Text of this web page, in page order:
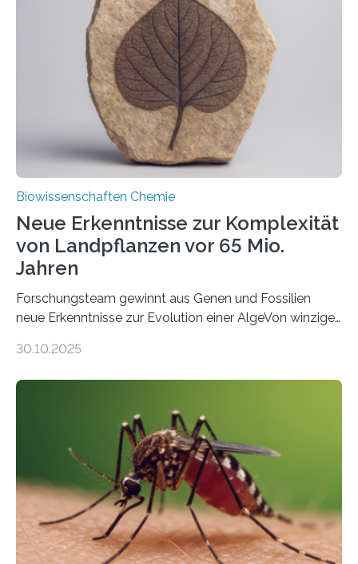
unbekannten Qualitätskontrollmechanismus des
peroxisomalen Proteintransports in der Bäckerhefe
Saccharomyces cerevisiae entdeckt, der für die
Funktionsfähigkeit der Organellen entscheidend ist. Die
Studie wurde am 28. Oktober 2025 in der
Fachzeitschrift…
Biowissenschaften Chemie
Neue Erkenntnisse zur Komplexität
von Landpflanzen vor 65 Mio.
Jahren
Forschungsteam gewinnt aus Genen und Fossilien
neue Erkenntnisse zur Evolution einer AlgeVon winzigen
Landpflanzen zählen zu den komplexesten
Grünalgen, die vor Hunderten von Millionen Jahren
lebten. Unter den Vorfahren sticht eine Gruppe heraus,
die noch heute in der Natur vorkommt: die
Süßwasseralge Coleochaetophyceae. Einige Arten
dieser Gruppe bilden aus Zellfäden dichte Geflechte
mit scheibenförmiger Gestalt. Was auffällig ist: Die
nächsten…
30.10.2025